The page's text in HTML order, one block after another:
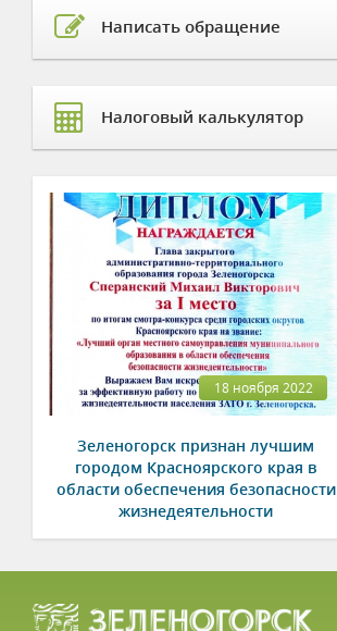
Написать обращение
Налоговый калькулятор
18 ноября 2022
Зеленогорск признан лучшим
городом Красноярского края в
области обеспечения безопасности
жизнедеятельности